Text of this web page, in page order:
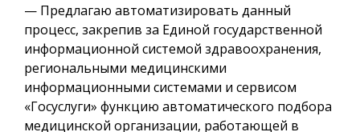
— Предлагаю автоматизировать данный
процесс, закрепив за Единой государственной
информационной системой здравоохранения,
региональными медицинскими
информационными системами и сервисом
«Госуслуги» функцию автоматического подбора
медицинской организации, работающей в